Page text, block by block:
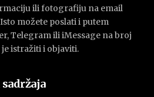
ili fotografiju na email
Isto možete poslati i putem
Telegram ili iMessage na broj
je istražiti i objaviti.